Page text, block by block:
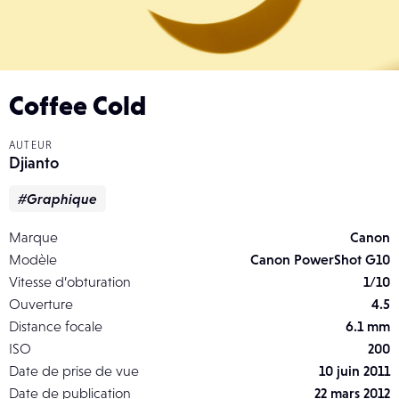
Coffee Cold
AUTEUR
Djianto
#Graphique
Marque
Canon
Modèle
Canon PowerShot G10
Vitesse d’obturation
1/10
Ouverture
4.5
Distance focale
6.1 mm
ISO
200
Date de prise de vue
10 juin 2011
Date de publication
22 mars 2012